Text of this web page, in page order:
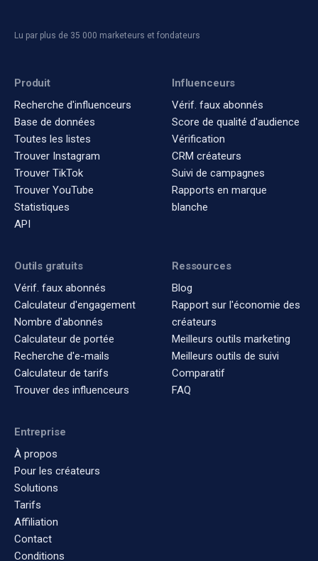
Lu par plus de 35 000 marketeurs et fondateurs
Produit
Recherche d'influenceurs
Base de données
Toutes les listes
Trouver Instagram
Trouver TikTok
Trouver YouTube
Statistiques
API
Influenceurs
Vérif. faux abonnés
Score de qualité d'audience
Vérification
CRM créateurs
Suivi de campagnes
Rapports en marque
blanche
Outils gratuits
Vérif. faux abonnés
Calculateur d'engagement
Nombre d'abonnés
Calculateur de portée
Recherche d'e-mails
Calculateur de tarifs
Trouver des influenceurs
Ressources
Blog
Rapport sur l'économie des
créateurs
Meilleurs outils marketing
Meilleurs outils de suivi
Comparatif
FAQ
Entreprise
À propos
Pour les créateurs
Solutions
Tarifs
Affiliation
Contact
Conditions